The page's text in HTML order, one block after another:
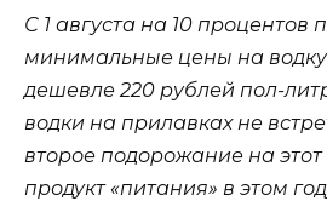
С 1 августа на 10
минимальные цены на водку
дешевле 220 рублей пол-
водки на прилавках не
второе подорожание на
продукт «питания» в этом